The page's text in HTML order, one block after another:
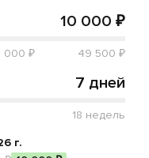
10 000 ₽
000 ₽ 49 500 ₽
7 дней
18 недель
г.